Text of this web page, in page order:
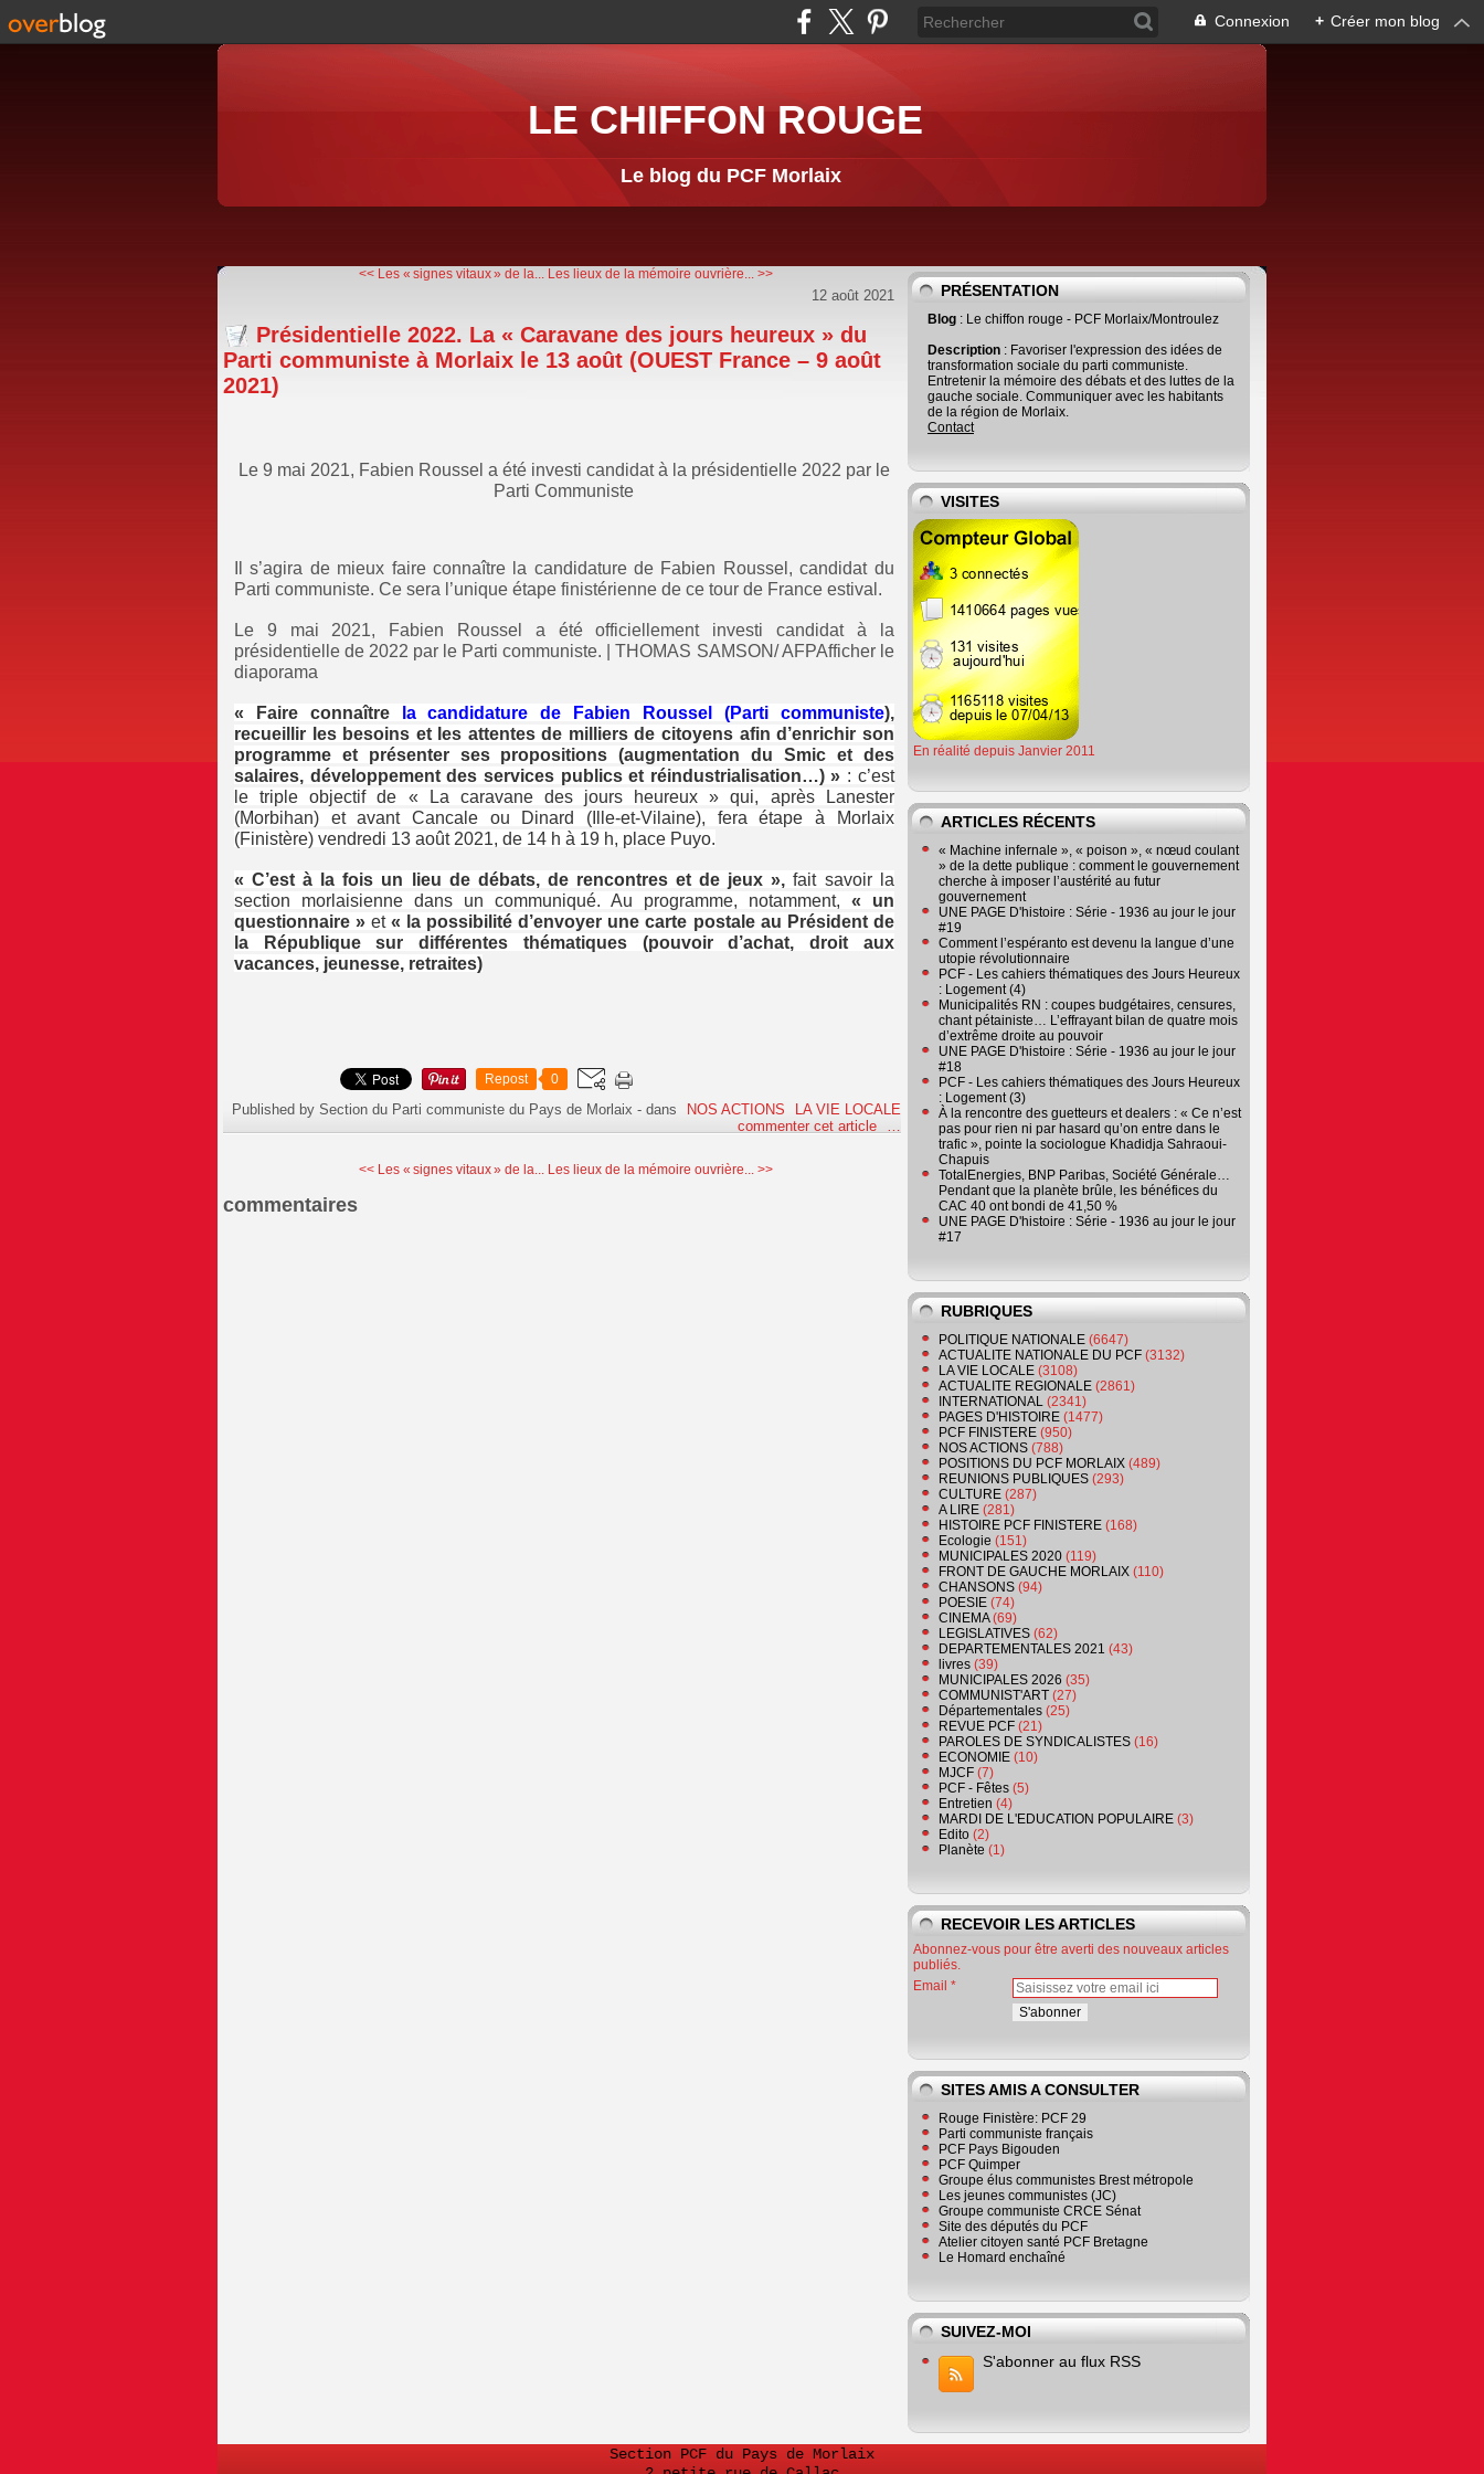
Connexion + Créer mon blog
LE CHIFFON ROUGE
Le blog du PCF Morlaix
<< Les « signes vitaux » de la... Les lieux de la mémoire ouvrière... >>
12 août 2021
Présidentielle 2022. La « Caravane des jours heureux » du
Parti communiste à Morlaix le 13 août (OUEST France – 9 août
2021)
Le 9 mai 2021, Fabien Roussel a été investi candidat à la présidentielle 2022 par le
Parti Communiste
Il s’agira de mieux faire connaître la candidature de Fabien Roussel, candidat du
Parti communiste. Ce sera l’unique étape finistérienne de ce tour de France estival.
Le 9 mai 2021, Fabien Roussel a été officiellement investi candidat à la
présidentielle de 2022 par le Parti communiste. | THOMAS SAMSON/ AFPAfficher le
diaporama
« Faire connaître la candidature de Fabien Roussel (Parti communiste),
recueillir les besoins et les attentes de milliers de citoyens afin d’enrichir son
programme et présenter ses propositions (augmentation du Smic et des
salaires, développement des services publics et réindustrialisation…) » : c’est
le triple objectif de « La caravane des jours heureux » qui, après Lanester
(Morbihan) et avant Cancale ou Dinard (Ille-et-Vilaine), fera étape à Morlaix
(Finistère) vendredi 13 août 2021, de 14 h à 19 h, place Puyo.
« C’est à la fois un lieu de débats, de rencontres et de jeux », fait savoir la
section morlaisienne dans un communiqué. Au programme, notamment, « un
questionnaire » et« la possibilité d’envoyer une carte postale au Président de
la République sur différentes thématiques (pouvoir d’achat, droit aux
vacances, jeunesse, retraites)
Repost 0
Published by Section du Parti communiste du Pays de Morlaix -dans NOS ACTIONS
LA VIE LOCALE
commenter cet article
…
<< Les « signes vitaux » de la... Les lieux de la mémoire ouvrière... >>
commentaires
PRÉSENTATION
Blog : Le chiffon rouge - PCF Morlaix/Montroulez
Description : Favoriser l'expression des idées de
transformation sociale du parti communiste.
Entretenir la mémoire des débats et des luttes de la
gauche sociale. Communiquer avec les habitants
de la région de Morlaix.
Contact
VISITES
En réalité depuis Janvier 2011
ARTICLES RÉCENTS
« Machine infernale », « poison », « nœud coulant
» de la dette publique : comment le gouvernement
cherche à imposer l’austérité au futur
gouvernement
UNE PAGE D'histoire : Série - 1936 au jour le jour
#19
Comment l’espéranto est devenu la langue d’une
utopie révolutionnaire
PCF - Les cahiers thématiques des Jours Heureux
: Logement (4)
Municipalités RN : coupes budgétaires, censures,
chant pétainiste… L’effrayant bilan de quatre mois
d’extrême droite au pouvoir
UNE PAGE D'histoire : Série - 1936 au jour le jour
#18
PCF - Les cahiers thématiques des Jours Heureux
: Logement (3)
À la rencontre des guetteurs et dealers : « Ce n’est
pas pour rien ni par hasard qu’on entre dans le
trafic », pointe la sociologue Khadidja Sahraoui-
Chapuis
TotalEnergies, BNP Paribas, Société Générale…
Pendant que la planète brûle, les bénéfices du
CAC 40 ont bondi de 41,50 %
UNE PAGE D'histoire : Série - 1936 au jour le jour
#17
RUBRIQUES
POLITIQUE NATIONALE (6647)
ACTUALITE NATIONALE DU PCF (3132)
LA VIE LOCALE (3108)
ACTUALITE REGIONALE (2861)
INTERNATIONAL (2341)
PAGES D'HISTOIRE (1477)
PCF FINISTERE (950)
NOS ACTIONS (788)
POSITIONS DU PCF MORLAIX (489)
REUNIONS PUBLIQUES (293)
CULTURE (287)
A LIRE (281)
HISTOIRE PCF FINISTERE (168)
Ecologie (151)
MUNICIPALES 2020 (119)
FRONT DE GAUCHE MORLAIX (110)
CHANSONS (94)
POESIE (74)
CINEMA(69)
LEGISLATIVES (62)
DEPARTEMENTALES 2021 (43)
livres (39)
MUNICIPALES 2026 (35)
COMMUNIST'ART (27)
Départementales (25)
REVUE PCF (21)
PAROLES DE SYNDICALISTES (16)
ECONOMIE (10)
MJCF (7)
PCF - Fêtes (5)
Entretien (4)
MARDI DE L'EDUCATION POPULAIRE (3)
Edito (2)
Planète (1)
RECEVOIR LES ARTICLES
Abonnez-vous pour être averti des nouveaux articles
publiés.
Email
SITES AMIS A CONSULTER
Rouge Finistère: PCF 29
Parti communiste français
PCF Pays Bigouden
PCF Quimper
Groupe élus communistes Brest métropole
Les jeunes communistes (JC)
Groupe communiste CRCE Sénat
Site des députés du PCF
Atelier citoyen santé PCF Bretagne
Le Homard enchaîné
SUIVEZ-MOI
S'abonner au flux RSS
Section PCF du Pays de Morlaix